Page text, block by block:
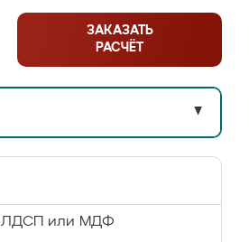
ЗАКАЗАТЬ
РАСЧЁТ
▼
ЛДСП или МДФ